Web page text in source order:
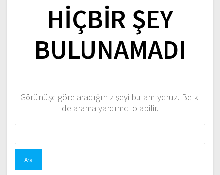
HIÇBIR ŞEY
BULUNAMADI
Görünüşe göre aradığınız şeyi bulamıyoruz. Belki
de arama yardımcı olabilir.